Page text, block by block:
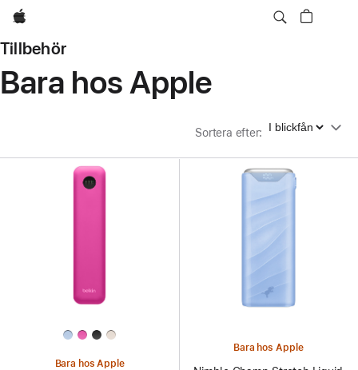
Apple
Tillbehör
Bara hos Apple
Sortera efter: Sortera efter
Bara hos Apple
Bara hos Apple